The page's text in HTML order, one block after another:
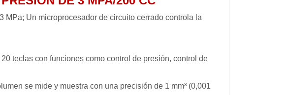
Un microprocesador de circuito cerrado controla la
teclas con funciones como control de presión, control de
se mide y muestra con una precisión de 1 mm³ (0,001